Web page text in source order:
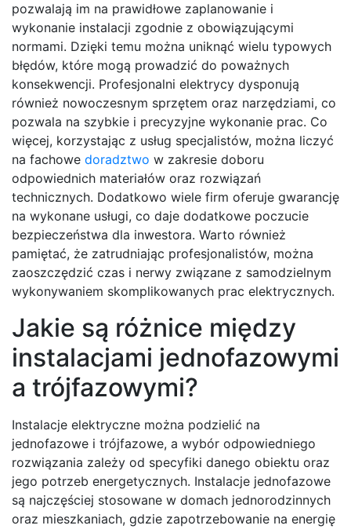
pozwalają im na prawidłowe zaplanowanie i
wykonanie instalacji zgodnie z obowiązującymi
normami. Dzięki temu można uniknąć wielu typowych
błędów, które mogą prowadzić do poważnych
konsekwencji. Profesjonalni elektrycy dysponują
również nowoczesnym sprzętem oraz narzędziami, co
pozwala na szybkie i precyzyjne wykonanie prac. Co
więcej, korzystając z usług specjalistów, można liczyć
na fachowe doradztwo w zakresie doboru
odpowiednich materiałów oraz rozwiązań
technicznych. Dodatkowo wiele firm oferuje gwarancję
na wykonane usługi, co daje dodatkowe poczucie
bezpieczeństwa dla inwestora. Warto również
pamiętać, że zatrudniając profesjonalistów, można
zaoszczędzić czas i nerwy związane z samodzielnym
wykonywaniem skomplikowanych prac elektrycznych.
Jakie są różnice między
instalacjami jednofazowymi
a trójfazowymi?
Instalacje elektryczne można podzielić na
jednofazowe i trójfazowe, a wybór odpowiedniego
rozwiązania zależy od specyfiki danego obiektu oraz
jego potrzeb energetycznych. Instalacje jednofazowe
są najczęściej stosowane w domach jednorodzinnych
oraz mieszkaniach, gdzie zapotrzebowanie na energię